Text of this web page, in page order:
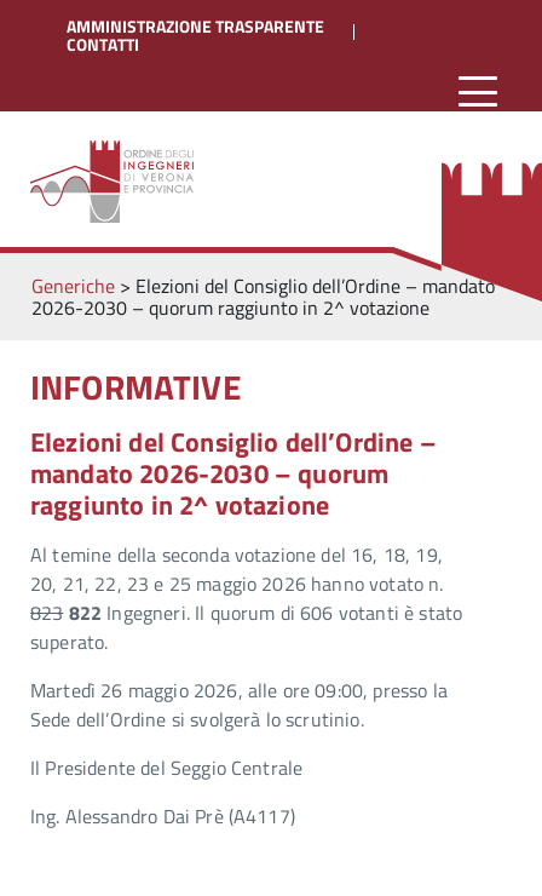
AMMINISTRAZIONE TRASPARENTE
CONTATTI
Generiche> Elezioni del Consiglio dell’Ordine – mandato
2026-2030 – quorum raggiunto in 2^ votazione
INFORMATIVE
Elezioni del Consiglio dell’Ordine –
mandato 2026-2030 – quorum
raggiunto in 2^ votazione
Al temine della seconda votazione del 16, 18, 19,
20, 21, 22, 23 e 25 maggio 2026 hanno votato n.
823822 Ingegneri. Il quorum di 606 votanti è stato
superato.
Martedì 26 maggio 2026, alle ore 09:00, presso la
Sede dell’Ordine si svolgerà lo scrutinio.
Il Presidente del Seggio Centrale
Ing. Alessandro Dai Prè (A4117)